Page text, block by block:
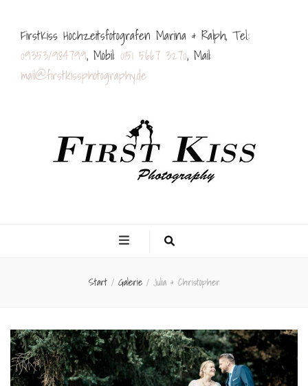
FirstKiss Hochzeitsfotografen Marina & Ralph, Tel.:
09353/984799, Mobil: 0151 5667 3270, Mail:
mail@firstkissphotography.de
Start / Galerie / Julia & Christopher